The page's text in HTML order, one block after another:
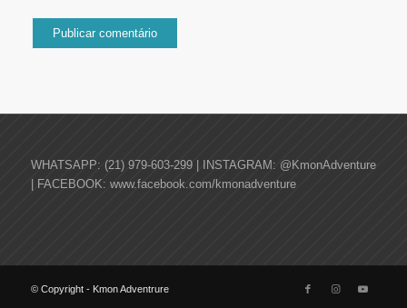
WHATSAPP: (21) 979-603-299 | INSTAGRAM: @KmonAdventure
| FACEBOOK: www.facebook.com/kmonadventure
© Copyright - Kmon Adventrure